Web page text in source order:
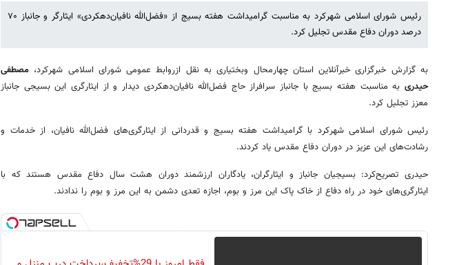
رئیس شورای اسلامی شهرکرد به مناسبت گرامیداشت هفته بسیج از «فضل‌الله نافیان‌دهکردی» ایثارگر و جانباز ۷۰
درصد دوران دفاع مقدس تجلیل کرد.
به گزارش خبرگزاری خبرآنلاین استان چهارمحال وبختیاری به نقل ازروابط عمومی شورای اسلامی شهرکرد، مصطفی
حیدری به مناسبت هفته بسیج با جانباز سرافراز حاج فضل‌الله نافیان‌دهکردی دیدار و از ایثارگری این بسیجی جانباز
معزز تجلیل کرد.
رئیس شورای اسلامی شهرکرد با گرامیداشت هفته بسیج و قدردانی از ایثارگری‌های فضل‌الله نافیان، از خدمات و
رشادت‌های این عزیز در دوران دفاع مقدس یاد کردند.
حیدری تصریح‌کرد: بسیجیان جانباز و ایثارگران، یادگاران ارزشمند دوران هشت سال دفاع مقدس هستند که با
ایثارگری‌های خود در راه دفاع از خاک پاک این مرز و بوم، اجازه تعدی دشمن به این مرز و بوم را ندادند.